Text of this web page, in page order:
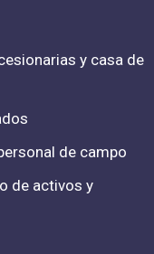
y casa de
de campo
de activos y